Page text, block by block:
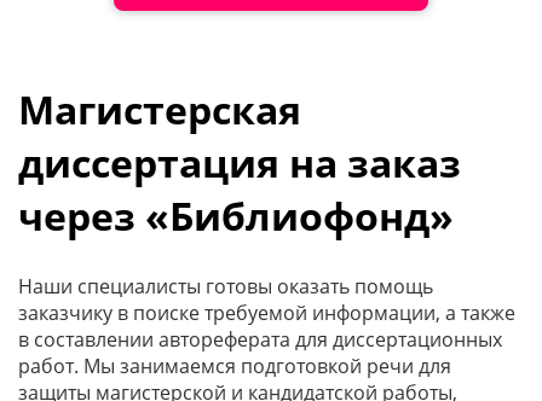
Магистерская
диссертация на заказ
через «Библиофонд»
Наши специалисты готовы оказать помощь
заказчику в поиске требуемой информации, а также
в составлении автореферата для диссертационных
работ. Мы занимаемся подготовкой речи для
защиты магистерской и кандидатской работы,